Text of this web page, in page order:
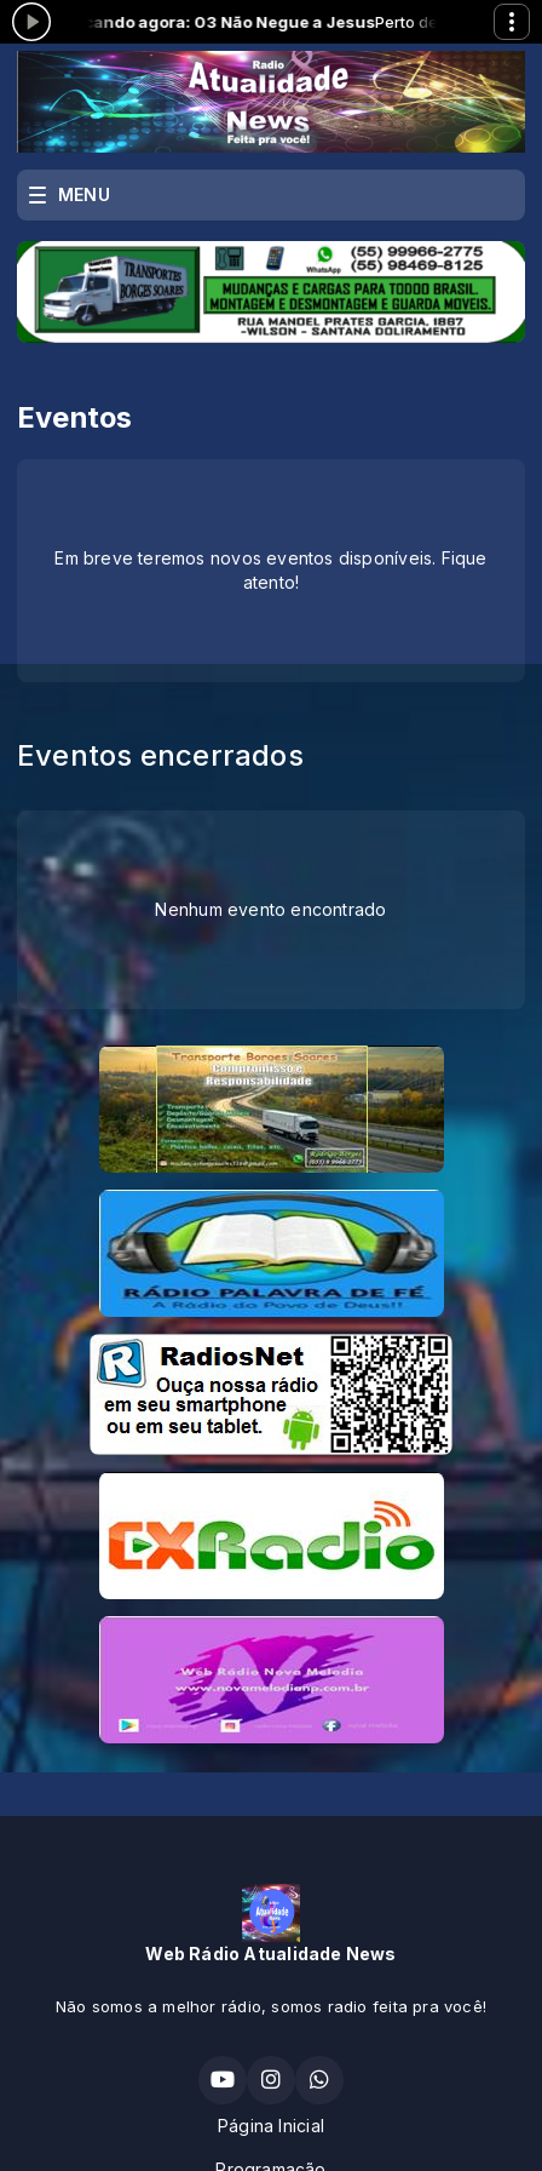
- Tocando agora: 03 Não Negue a JesusPerto de Deus com
MENU
Eventos
Em breve teremos novos eventos disponíveis. Fique
atento!
Eventos encerrados
Nenhum evento encontrado
Web Rádio Atualidade News
Não somos a melhor rádio, somos radio feita pra você!
Página Inicial